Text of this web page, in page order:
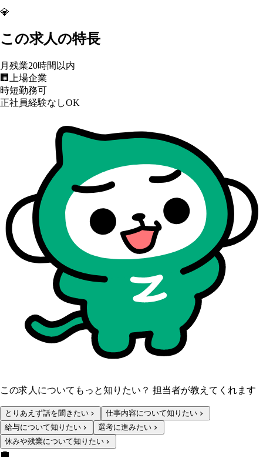
💎
この求人の特長
月残業20時間以内
🏢
上場企業
時短勤務可
正社員経験なしOK
この求人についてもっと知りたい？ 担当者が教えてくれます
とりあえず話を聞きたい
仕事内容について知りたい
給与について知りたい
選考に進みたい
休みや残業について知りたい
💼